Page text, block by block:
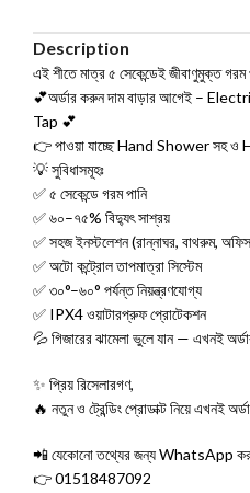
Description
এই শীতে মাত্র ৫ সেকেন্ডেই জীবাণুমুক্ত
💕অর্ডার করুন দাম বাড়ার আগেই –
Tap 💕
👉 পাওয়া যাচ্ছে Hand Shower সহ ও
💡 সুবিধাসমূহঃ
✅ ৫ সেকেন্ডে গরম পানি
✅ ৬০–৭৫% বিদ্যুৎ সাশ্রয়
✅ সহজ ইনস্টলেশন (রান্নাঘর, বাথরুম,
✅ অটো কন্ট্রোল তাপমাত্রা সিস্টেম
✅ ৩০°–৬০° পর্যন্ত নিয়ন্ত্রণযোগ্য
✅ IPX4 ওয়াটারপ্রুফ প্রোটেকশন
💦 গিজারের ঝামেলা ভুলে যান — এখনই
✨ প্রিয় রিসেলারগণ,
🔥 নতুন ও ট্রেন্ডিং প্রোডাক্ট নিয়ে এখনই
📲 যেকোনো তথ্যের জন্য WhatsApp
👉 01518487092